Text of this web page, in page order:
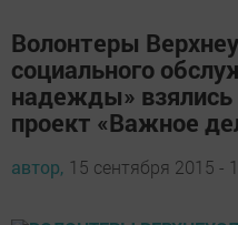
Волонтеры
социального
надежды» взялись
проект «Важное
автор, 15 сентября 2015 -